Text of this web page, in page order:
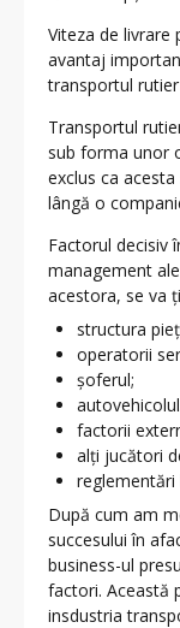
Viteza de livrare
avantaj
transportul
Transportul
sub forma unor
exclus ca
lângă o
Factorul decisiv
management
acestora, se va
structura
operatorii
șoferul;
factorii
alți jucători
reglementări
După cum am
succesului în
business-ul
factori. Această
insdustria